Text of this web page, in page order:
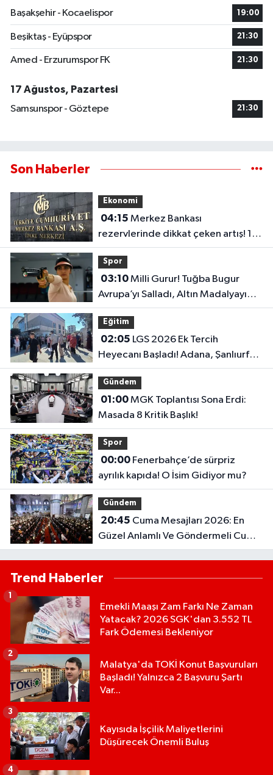
Başakşehir - Kocaelispor
19:00
Beşiktaş - Eyüpspor 21:30
Amed - Erzurumspor FK 21:30
17 Ağustos, Pazartesi
Samsunspor - Göztepe
21:30
Son Haberler
Ekonomi
04:15
rezervlerinde dikkat çeken artış! 1
haftada 1,8 milyar dolar yükseldi..
Spor
03:10Milli Gurur! Tuğba Bugur
Avrupa’yı Salladı, Altın Madalyayı
Türkiye’ye Getirdi..
Eğitim
02:05
Heyecanı Başladı! Adana, Şanlıurfa
ve Gaziantep Lise Taban Puanları..
Gündem
01:00MGK Toplantısı Sona Erdi:
Masada 8 Kritik Başlık!
Spor
00:00Fenerbahçe’de sürpriz
ayrılık kapıda! O İsim Gidiyor mu?
Gündem
20:45
Güzel Anlamlı Ve Göndermeli Cuma
Sözleri..
Trend Haberler
Emekli Maaşı Zam Farkı Ne Zaman
Yatacak? 2026 SGK'dan 3.552 TL
Fark Ödemesi Bekleniyor
1
Malatya'da TOKİ Konut Başvuruları
Başladı! Yalnızca 2 Başvuru Şartı
Var...
2
Kayısıda İşçilik Maliyetlerini
Düşürecek Önemli Buluş
3
4